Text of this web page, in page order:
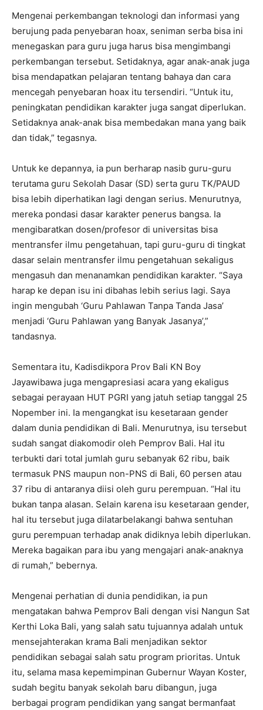
Mengenai perkembangan teknologi dan informasi yang
berujung pada penyebaran hoax, seniman serba bisa ini
menegaskan para guru juga harus bisa mengimbangi
perkembangan tersebut. Setidaknya, agar anak-anak juga
bisa mendapatkan pelajaran tentang bahaya dan cara
mencegah penyebaran hoax itu tersendiri. “Untuk itu,
peningkatan pendidikan karakter juga sangat diperlukan.
Setidaknya anak-anak bisa membedakan mana yang baik
dan tidak,” tegasnya.
Untuk ke depannya, ia pun berharap nasib guru-guru
terutama guru Sekolah Dasar (SD) serta guru TK/PAUD
bisa lebih diperhatikan lagi dengan serius. Menurutnya,
mereka pondasi dasar karakter penerus bangsa. Ia
mengibaratkan dosen/profesor di universitas bisa
mentransfer ilmu pengetahuan, tapi guru-guru di tingkat
dasar selain mentransfer ilmu pengetahuan sekaligus
mengasuh dan menanamkan pendidikan karakter. “Saya
harap ke depan isu ini dibahas lebih serius lagi. Saya
ingin mengubah ‘Guru Pahlawan Tanpa Tanda Jasa’
menjadi ‘Guru Pahlawan yang Banyak Jasanya’,”
tandasnya.
Sementara itu, Kadisdikpora Prov Bali KN Boy
Jayawibawa juga mengapresiasi acara yang ekaligus
sebagai perayaan HUT PGRI yang jatuh setiap tanggal 25
Nopember ini. Ia mengangkat isu kesetaraan gender
dalam dunia pendidikan di Bali. Menurutnya, isu tersebut
sudah sangat diakomodir oleh Pemprov Bali. Hal itu
terbukti dari total jumlah guru sebanyak 62 ribu, baik
termasuk PNS maupun non-PNS di Bali, 60 persen atau
37 ribu di antaranya diisi oleh guru perempuan. “Hal itu
bukan tanpa alasan. Selain karena isu kesetaraan gender,
hal itu tersebut juga dilatarbelakangi bahwa sentuhan
guru perempuan terhadap anak didiknya lebih diperlukan.
Mereka bagaikan para ibu yang mengajari anak-anaknya
di rumah,” bebernya.
Mengenai perhatian di dunia pendidikan, ia pun
mengatakan bahwa Pemprov Bali dengan visi Nangun Sat
Kerthi Loka Bali, yang salah satu tujuannya adalah untuk
mensejahterakan krama Bali menjadikan sektor
pendidikan sebagai salah satu program prioritas. Untuk
itu, selama masa kepemimpinan Gubernur Wayan Koster,
sudah begitu banyak sekolah baru dibangun, juga
berbagai program pendidikan yang sangat bermanfaat